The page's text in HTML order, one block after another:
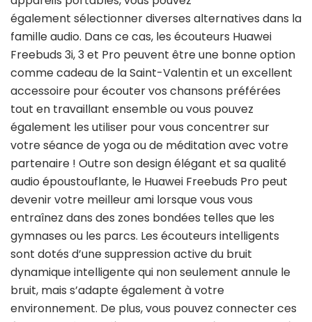
également sélectionner diverses alternatives dans la
famille audio. Dans ce cas, les écouteurs Huawei
Freebuds 3i, 3 et Pro peuvent être une bonne option
comme cadeau de la Saint-Valentin et un excellent
accessoire pour écouter vos chansons préférées
tout en travaillant ensemble ou vous pouvez
également les utiliser pour vous concentrer sur
votre séance de yoga ou de méditation avec votre
partenaire ! Outre son design élégant et sa qualité
audio époustouflante, le Huawei Freebuds Pro peut
devenir votre meilleur ami lorsque vous vous
entraînez dans des zones bondées telles que les
gymnases ou les parcs. Les écouteurs intelligents
sont dotés d’une suppression active du bruit
dynamique intelligente qui non seulement annule le
bruit, mais s’adapte également à votre
environnement. De plus, vous pouvez connecter ces